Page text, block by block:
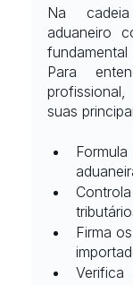
Na
aduaneiro
Para
profissional,
suas
Firma